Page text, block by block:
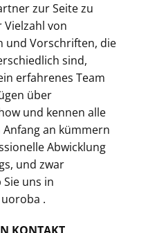
zur Seite zu
von
und Vorschriften, die
sind,
erfahrenes Team
über
und kennen alle
an kümmern
Abwicklung
und zwar
uns in
.